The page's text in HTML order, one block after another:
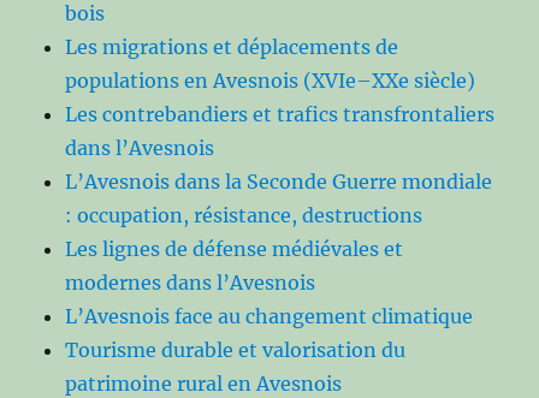
bois
Les migrations et déplacements de
populations en Avesnois (XVIe–XXe siècle)
Les contrebandiers et trafics transfrontaliers
dans l’Avesnois
L’Avesnois dans la Seconde Guerre mondiale
: occupation, résistance, destructions
Les lignes de défense médiévales et
modernes dans l’Avesnois
L’Avesnois face au changement climatique
Tourisme durable et valorisation du
patrimoine rural en Avesnois